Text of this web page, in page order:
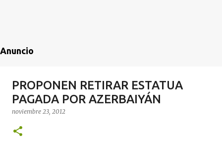
Anuncio
PROPONEN RETIRAR ESTATUA
PAGADA POR AZERBAIYÁN
noviembre 23, 2012